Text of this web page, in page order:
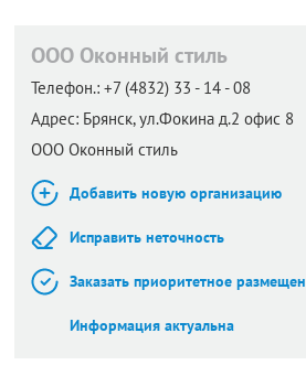
ООО Оконный стиль
Телефон.: +7 (4832) 33 - 14 - 08
Адрес: Брянск,ул.Фокина д.2 офис 8
ООО Оконный стиль
Добавить новую организацию
Исправить неточность
Заказать приоритетное
Информация актуальна